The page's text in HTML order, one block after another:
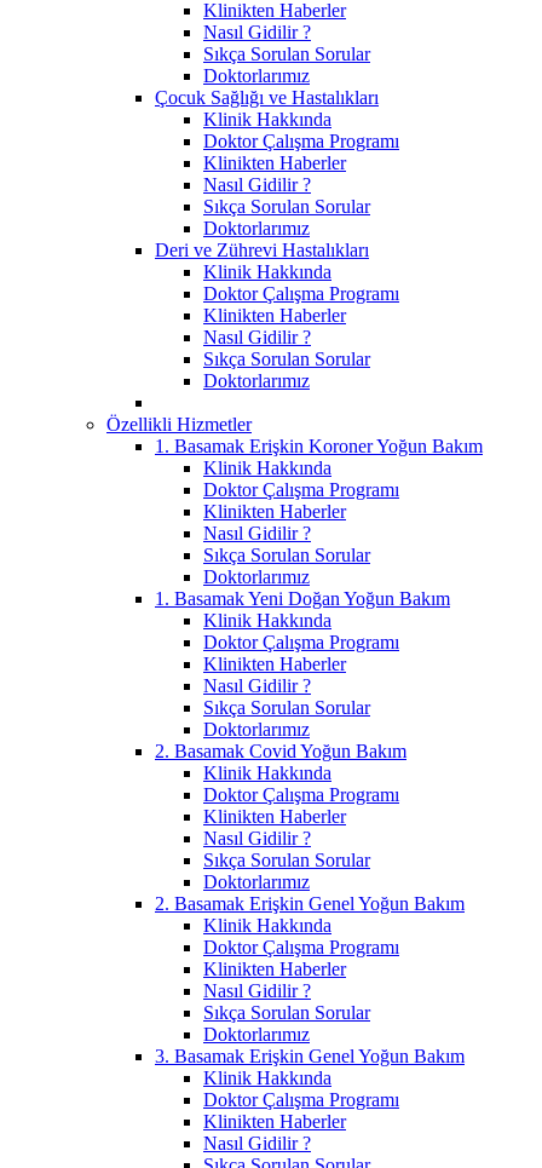
Klinikten Haberler
Nasıl Gidilir ?
Sıkça Sorulan Sorular
Doktorlarımız
Çocuk Sağlığı ve Hastalıkları
Klinik Hakkında
Doktor Çalışma Programı
Klinikten Haberler
Nasıl Gidilir ?
Sıkça Sorulan Sorular
Doktorlarımız
Deri ve Zührevi Hastalıkları
Klinik Hakkında
Doktor Çalışma Programı
Klinikten Haberler
Nasıl Gidilir ?
Sıkça Sorulan Sorular
Doktorlarımız
Özellikli Hizmetler
1. Basamak Erişkin Koroner Yoğun Bakım
Klinik Hakkında
Doktor Çalışma Programı
Klinikten Haberler
Nasıl Gidilir ?
Sıkça Sorulan Sorular
Doktorlarımız
1. Basamak Yeni Doğan Yoğun Bakım
Klinik Hakkında
Doktor Çalışma Programı
Klinikten Haberler
Nasıl Gidilir ?
Sıkça Sorulan Sorular
Doktorlarımız
2. Basamak Covid Yoğun Bakım
Klinik Hakkında
Doktor Çalışma Programı
Klinikten Haberler
Nasıl Gidilir ?
Sıkça Sorulan Sorular
Doktorlarımız
2. Basamak Erişkin Genel Yoğun Bakım
Klinik Hakkında
Doktor Çalışma Programı
Klinikten Haberler
Nasıl Gidilir ?
Sıkça Sorulan Sorular
Doktorlarımız
3. Basamak Erişkin Genel Yoğun Bakım
Klinik Hakkında
Doktor Çalışma Programı
Klinikten Haberler
Nasıl Gidilir ?